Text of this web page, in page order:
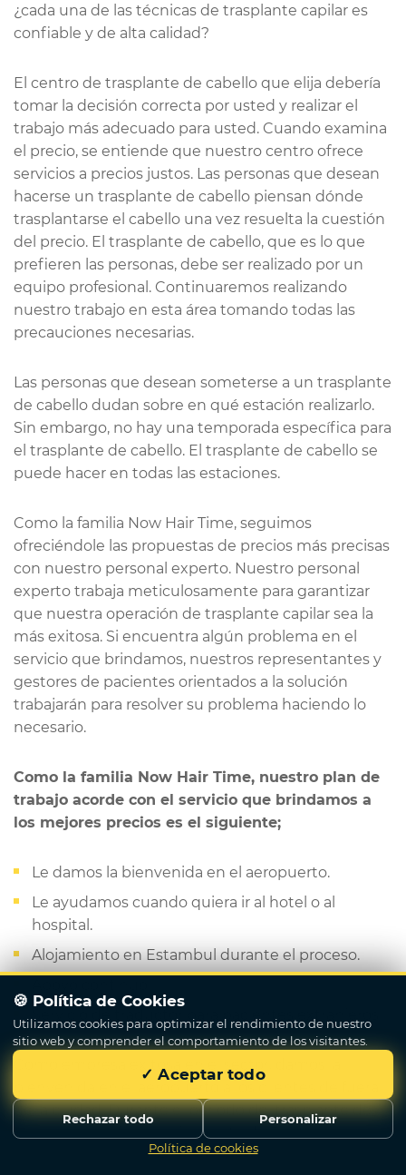
¿cada una de las técnicas de trasplante capilar es
confiable y de alta calidad?
El centro de trasplante de cabello que elija debería
tomar la decisión correcta por usted y realizar el
trabajo más adecuado para usted. Cuando examina
el precio, se entiende que nuestro centro ofrece
servicios a precios justos. Las personas que desean
hacerse un trasplante de cabello piensan dónde
trasplantarse el cabello una vez resuelta la cuestión
del precio. El trasplante de cabello, que es lo que
prefieren las personas, debe ser realizado por un
equipo profesional. Continuaremos realizando
nuestro trabajo en esta área tomando todas las
precauciones necesarias.
Las personas que desean someterse a un trasplante
de cabello dudan sobre en qué estación realizarlo.
Sin embargo, no hay una temporada específica para
el trasplante de cabello. El trasplante de cabello se
puede hacer en todas las estaciones.
Como la familia Now Hair Time, seguimos
ofreciéndole las propuestas de precios más precisas
con nuestro personal experto. Nuestro personal
experto trabaja meticulosamente para garantizar
que nuestra operación de trasplante capilar sea la
más exitosa. Si encuentra algún problema en el
servicio que brindamos, nuestros representantes y
gestores de pacientes orientados a la solución
trabajarán para resolver su problema haciendo lo
necesario.
Como la familia Now Hair Time, nuestro plan de
trabajo acorde con el servicio que brindamos a
los mejores precios es el siguiente;
Le damos la bienvenida en el aeropuerto.
Le ayudamos cuando quiera ir al hotel o al
hospital.
Alojamiento en Estambul durante el proceso.
bienvenida en el aeropuerto a los clientes de fuera
de la ciudad. Durante el período del trasplante de
cabello, se le ofrece alojamiento de 5 estrellas en
Estambul. Nuestro equipo de expertos trabaja
Escribenos
🍪 Política de Cookies
Utilizamos cookies para optimizar el rendimiento de nuestro
sitio web y comprender el comportamiento de los visitantes.
Política de cookies
Rechazar todo Personalizar
✓ Aceptar todo